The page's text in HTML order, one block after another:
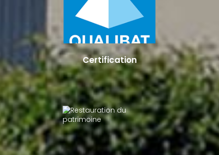
Certification